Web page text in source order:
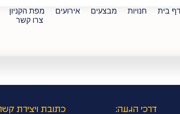
בית חנויות מבצעים אירועים מפת הקניון
צרו קשר
דרכי הגעה: כתובת ויצירת